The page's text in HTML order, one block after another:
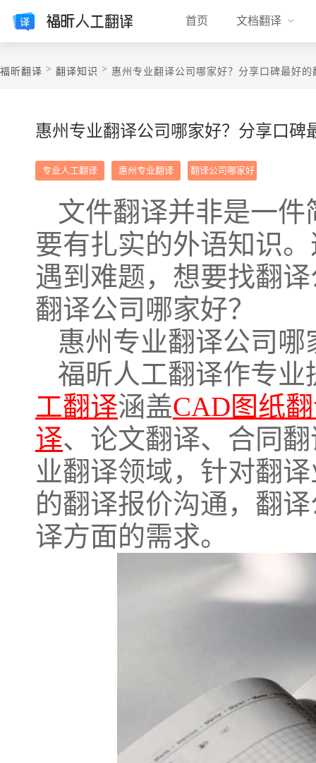
首页 文档翻译
福昕翻译 > 翻译知识 > 惠州专业翻译公司哪家好？分享口碑最好的
惠州专业翻译公司哪家好？分享口碑
专业人工翻译 惠州专业翻译 翻译公司哪家好
文件翻译并非是一
要有扎实的外语知识
遇到难题，想要找翻
翻译公司哪家好？
惠州专业翻译公司哪
福昕人工翻译作专
工翻译涵盖CAD图纸
译、论文翻译、合同
业翻译领域，针对翻
的翻译报价沟通，翻
译方面的需求。